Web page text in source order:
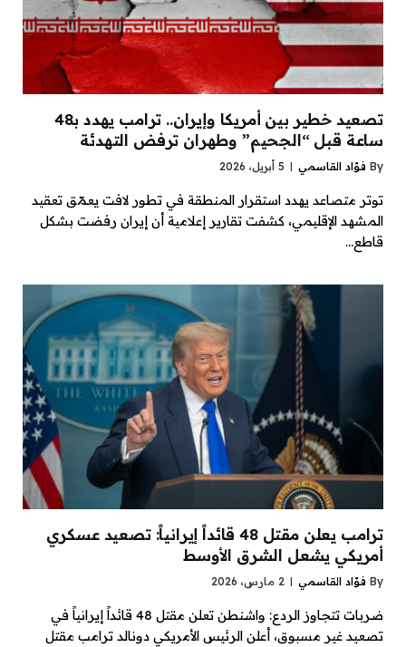
تصعيد خطير بين أمريكا وإيران.. ترامب يهدد بـ48
ساعة قبل “الجحيم” وطهران ترفض التهدئة
By فؤاد القاسمي 5 أبريل، 2026
توتر متصاعد يهدد استقرار المنطقة في تطور لافت يعمّق تعقيد
المشهد الإقليمي، كشفت تقارير إعلامية أن إيران رفضت بشكل
قاطع…
ترامب يعلن مقتل 48 قائداً إيرانياً: تصعيد عسكري
أمريكي يشعل الشرق الأوسط
By فؤاد القاسمي 2 مارس، 2026
ضربات تتجاوز الردع: واشنطن تعلن مقتل 48 قائداً إيرانياً في
تصعيد غير مسبوق، أعلن الرئيس الأمريكي دونالد ترامب مقتل